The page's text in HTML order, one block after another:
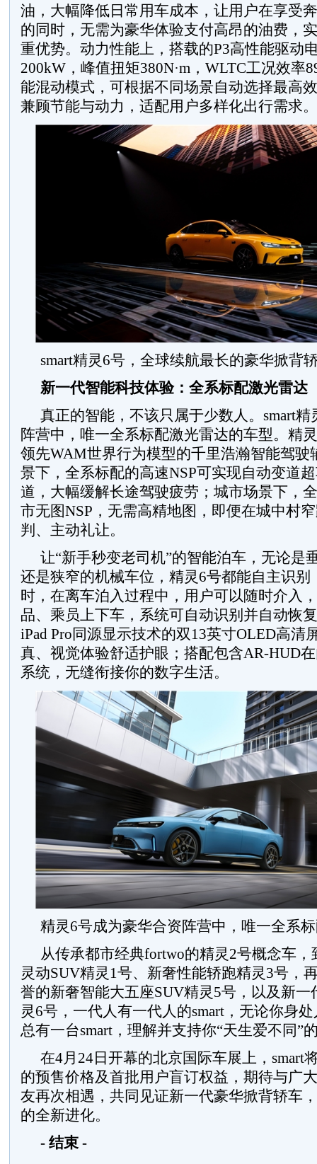
油，大幅降低日常用车成本，让用户在享受
的同时，无需为豪华体验支付高昂的油费，
重优势。动力性能上，搭载的P3高性能驱动
200kW，峰值扭矩380N·m，WLTC工况效率
能混动模式，可根据不同场景自动选择最高
兼顾节能与动力，适配用户多样化出行需求。
smart精灵6号，全球续航最长的豪华掀背
新一代智能科技体验：全系标配激光雷达
真正的智能，不该只属于少数人。smart
阵营中，唯一全系标配激光雷达的车型。精
领先WAM世界行为模型的千里浩瀚智能驾驶
景下，全系标配的高速NSP可实现自动变道
道，大幅缓解长途驾驶疲劳；城市场景下，
市无图NSP，无需高精地图，即便在城中村
判、主动礼让。
让“新手秒变老司机”的智能泊车，无论是
还是狭窄的机械车位，精灵6号都能自主识别
时，在离车泊入过程中，用户可以随时介入
品、乘员上下车，系统可自动识别并自动恢
iPad Pro同源显示技术的双13英寸OLED高清
真、视觉体验舒适护眼；搭配包含AR-HUD
系统，无缝衔接你的数字生活。
精灵6号成为豪华合资阵营中，唯一全系
从传承都市经典fortwo的精灵2号概念车
灵动SUV精灵1号、新奢性能轿跑精灵3号，
誉的新奢智能大五座SUV精灵5号，以及新一
灵6号，一代人有一代人的smart，无论你身
总有一台smart，理解并支持你“天生爱不同”
在4月24日开幕的北京国际车展上，smart
的预售价格及首批用户盲订权益，期待与广
友再次相遇，共同见证新一代豪华掀背轿车
的全新进化。
- 结束 -